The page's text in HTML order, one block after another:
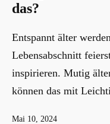
das?
Entspannt älter
Lebensabschnitt
inspirieren. Mutig
können das mit
Veröffentlicht
Mai 10, 2024